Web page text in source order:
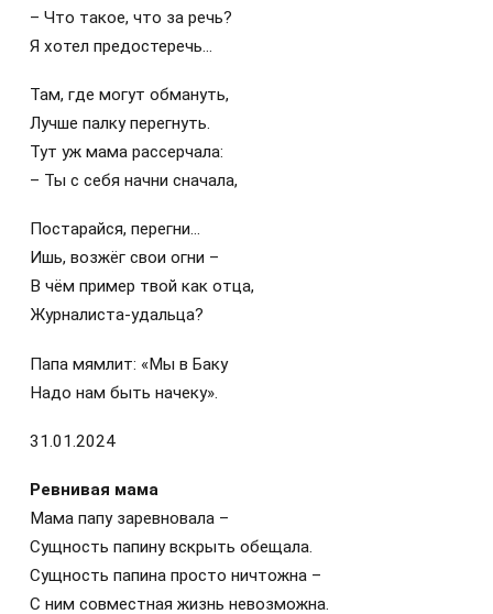
– Что такое, что за речь?
Я хотел предостеречь…
Там, где могут обмануть,
Лучше палку перегнуть.
Тут уж мама рассерчала:
– Ты с себя начни сначала,
Постарайся, перегни…
Ишь, возжёг свои огни –
В чём пример твой как отца,
Журналиста-удальца?
Папа мямлит: «Мы в Баку
Надо нам быть начеку».
31.01.2024
Ревнивая мама
Мама папу заревновала –
Сущность папину вскрыть обещала.
Сущность папина просто ничтожна –
С ним совместная жизнь невозможна.